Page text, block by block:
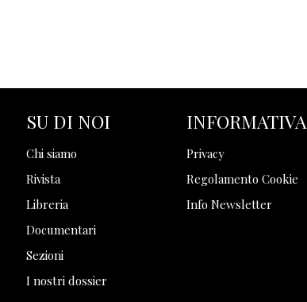
SU DI NOI
Chi siamo
Rivista
Libreria
Documentari
Sezioni
I nostri dossier
INFORMATIVA
Privacy
Regolamento Cookie
Info Newsletter